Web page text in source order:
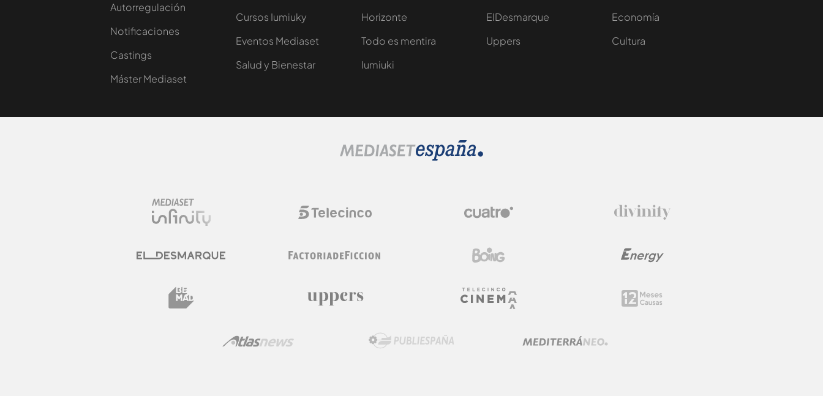
Autorregulación
Notificaciones
Castings
Máster Mediaset
Cursos Iumiuky
Eventos Mediaset
Salud y Bienestar
Horizonte
Todo es mentira
Iumiuki
ElDesmarque
Uppers
Economía
Cultura